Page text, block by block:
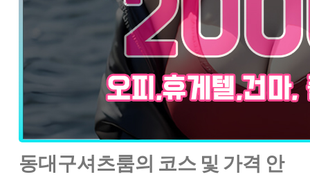
동대구셔츠룸의 코스 및 가격 안